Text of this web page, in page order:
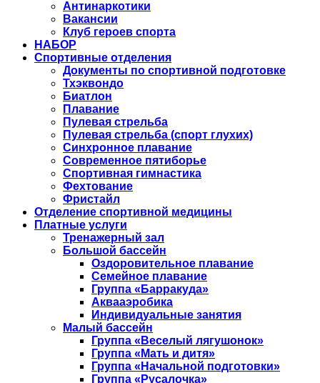
Антинаркотики
Вакансии
Клуб героев спорта
НАБОР
Спортивные отделения
Документы по спортивной подготовке
Тхэквондо
Биатлон
Плавание
Пулевая стрельба
Пулевая стрельба (спорт глухих)
Синхронное плавание
Современное пятиборье
Спортивная гимнастика
Фехтование
Фристайл
Отделение спортивной медицины
Платные услуги
Тренажерный зал
Большой бассейн
Оздоровительное плавание
Семейное плавание
Группа «Барракуда»
Аквааэробика
Индивидуальные занятия
Малый бассейн
Группа «Веселый лягушонок»
Группа «Мать и дитя»
Группа «Начальной подготовки»
Группа «Русалочка»